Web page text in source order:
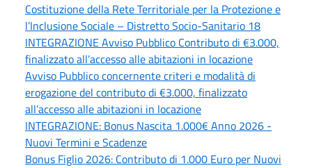
Costituzione della Rete Territoriale per la Protezione e
l’Inclusione Sociale – Distretto Socio-Sanitario 18
INTEGRAZIONE Avviso Pubblico Contributo di €3.000,
finalizzato all’accesso alle abitazioni in locazione
Avviso Pubblico concernente criteri e modalità di
erogazione del contributo di €3.000, finalizzato
all’accesso alle abitazioni in locazione
INTEGRAZIONE: Bonus Nascita 1.000€ Anno 2026 -
Nuovi Termini e Scadenze
Bonus Figlio 2026: Contributo di 1.000 Euro per Nuovi